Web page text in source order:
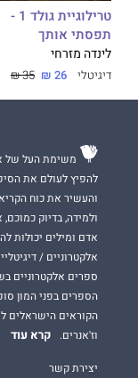
טרילוגיית גולד 1 -
תפסתי אותך
לינדה מזרחי
דיגיטלי 26 ₪
35 ₪
משימת העל של
להפיץ לעולם את
והעשיר את כוח
ולמידה, בדיוק
אדם ומילים יכולות
אלקטרוניים /
ספרים אלקטרוניים
הספרים בפני המון
הקוראים הישראלים
וז'אנרים.
קרא עוד
יצירת קשר